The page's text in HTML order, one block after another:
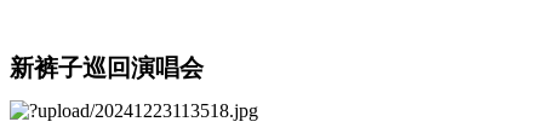
新裤子巡回演唱会